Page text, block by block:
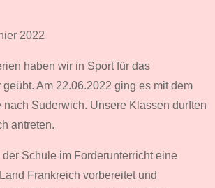
2022
haben wir in Sport für das
Am 22.06.2022 ging es mit dem
nach Suderwich. Unsere Klassen durften
antreten.
Schule im Forderunterricht eine
Frankreich vorbereitet und